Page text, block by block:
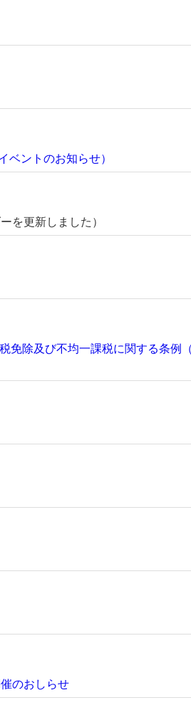
ベントのお知らせ）
を更新しました）
免除及び不均一課税に関する条例
のおしらせ